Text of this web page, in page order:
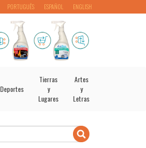
PORTUGUÊS ESPAÑOL ENGLISH
Deportes
Tierras
y
Lugares
Artes
y
Letras